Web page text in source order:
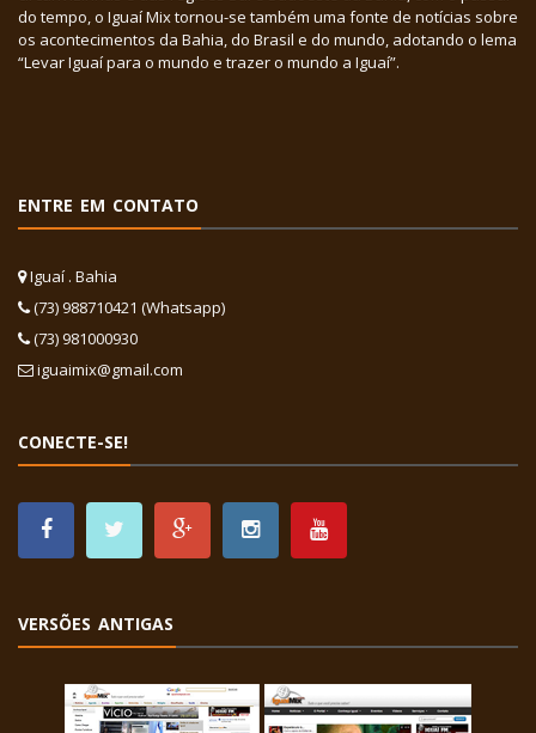
do tempo, o Iguaí Mix tornou-se também uma fonte de notícias sobre
os acontecimentos da Bahia, do Brasil e do mundo, adotando o lema
“Levar Iguaí para o mundo e trazer o mundo a Iguaí”.
ENTRE EM CONTATO
Iguaí . Bahia
(73) 988710421 (Whatsapp)
(73) 981000930
iguaimix@gmail.com
CONECTE-SE!
VERSÕES ANTIGAS